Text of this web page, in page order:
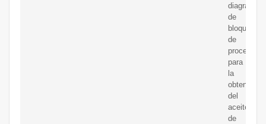
diagrama
de
bloques
de
proceso
para
la
obtención
del
aceite
de